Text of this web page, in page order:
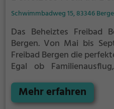
Schwimmbadweg 15, 83346
Das Beheiztes Freibad
Bergen. Von Mai bis
Freibad Bergen die
Egal ob
Bergen kommt jeder auf
Wetter kann die
Mehr erfahren